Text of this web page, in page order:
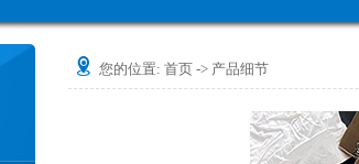
您的位置: 首页 -> 产品细节